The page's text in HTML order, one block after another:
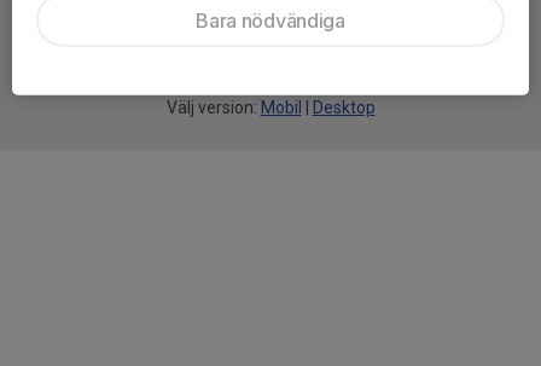
Välj version: Mobil Desktop
Bara nödvändiga